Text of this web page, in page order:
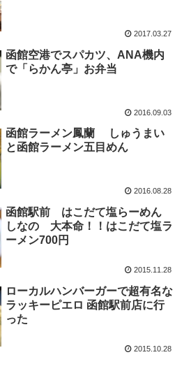
2017.03.27
函館空港でスパカツ、ANA機内
で「らかん亭」お弁当
2016.09.03
函館ラーメン鳳蘭 しゅうまい
と函館ラーメン五目めん
2016.08.28
函館駅前 はこだて塩らーめん
しなの 大本命！！はこだて塩ラ
ーメン700円
2015.11.28
ローカルハンバーガーで超有名な
ラッキーピエロ 函館駅前店に行
った
2015.10.28